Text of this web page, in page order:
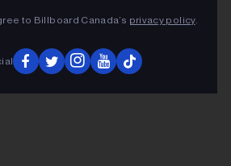
to Billboard Canada’s privacy policy.